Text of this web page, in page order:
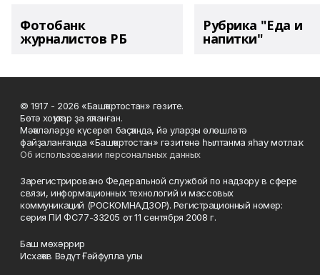
Фотобанк
журналистов РБ
Рубрика "Еда и
напитки"
© 1917 - 2026 «Башҡортостан» гәзите.
Бөтә хоҡуҡтар ҙа яҡланған.
Мәҡәләләрҙе күсереп баҫҡанда, йә уларҙы өлөшләтә
файҙаланғанда «Башҡортостан» гәзитенә һылтанма яһау мотлаҡ.
Об использовании персональных данных
Зарегистрировано Федеральной службой по надзору в сфере
связи, информационных технологий и массовых
коммуникаций (РОСКОМНАДЗОР). Регистрационный номер:
серия ПИ ФС77-33205 от 11 сентября 2008 г.
Баш мөхәррир
Исхаҡов Вәдүт Ғәйфулла улы